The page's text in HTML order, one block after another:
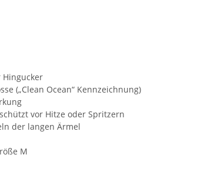
Hingucker
(„Clean Ocean“ Kennzeichnung)
vor Hitze oder Spritzern
der langen Ärmel
M